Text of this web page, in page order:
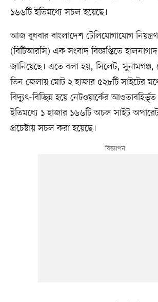
১৬৬টি ইতিমধ্যে সচল হয়েছে।
আজ বুধবার বাংলাদেশ টেলিযোগাযোগ
(বিটিআরসি) এক সংবাদ বিজ্ঞপ্তিতে
জানিয়েছে। এতে বলা হয়, সিলেট,
তিন জেলায় মোট ২ হাজার ৫২৮টি সাইটের
বিদ্যুৎ-বিচ্ছিন্ন হয়ে নেটওয়ার্কের
ইতিমধ্যে ১ হাজার ১৬৬টি অচল সাইট
প্রচেষ্টায় সচল করা হয়েছে।